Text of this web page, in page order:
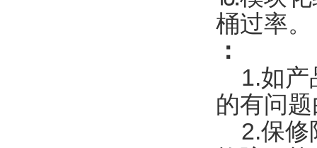
桶过率。
：
1.如产
的有问
2.保修